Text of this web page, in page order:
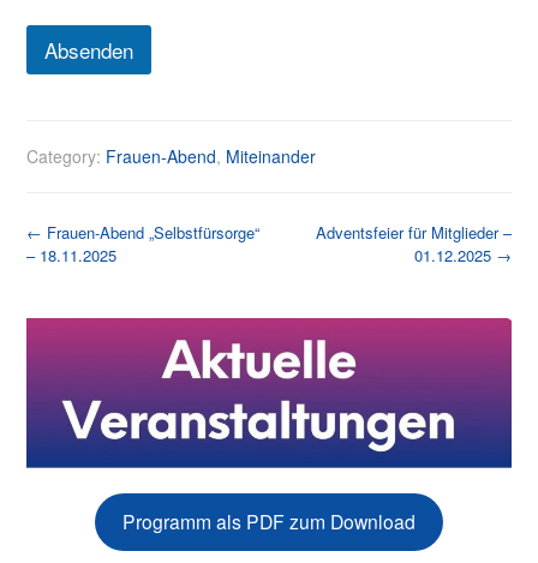
Absenden
Category: Frauen-Abend, Miteinander
Post
navigation
← Frauen-Abend „Selbstfürsorge“
– 18.11.2025
Adventsfeier für Mitglieder –
01.12.2025 →
Programm als PDF zum Download